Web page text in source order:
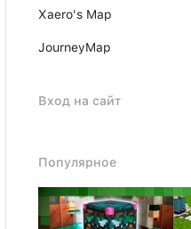
Xаero's Mаp
JourneyMap
Вход на сайт
Популярное